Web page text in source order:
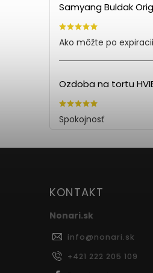
Ako môžte po
Spokojnosť
KONTAKT
Nonari.sk
info@nonari.sk
+421 222 205 109